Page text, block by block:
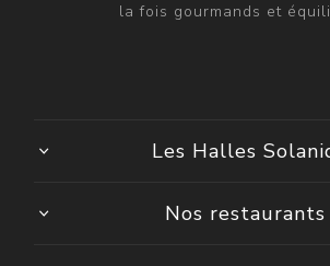
la fois gourmands et
Les Halles
Nos restaurants